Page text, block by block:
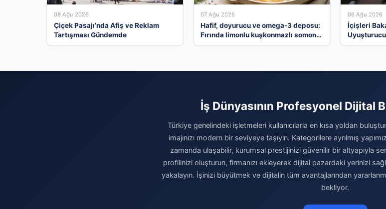
08 Ağu 2026
Çiçek Pasajı’nda Afiş ve Reklam
Tartışması Gündemde
07 Ağu 2026
Hafif, doyurucu ve omega-3 deposu:
Fırında limonlu kuşkonmazlı somon
06 Ağu 2026
İçişleri
İş Dünyasının Profesyonel Dijital
Türkiye genelindeki işletmeleri kullanıcılarla en kısa yoldan
imajınızı modern bir seviyeye taşıyın. Kategorilere ayrılmış
zamanda ulaşabilir, kurumsal prestijinizi güvenilir bir altyapıyla
profilinizi oluşturun, firmanızı ekleyerek dijital pazardaki yerinizi
yakalayın. İşinizi büyütmek ve dijitalin tüm avantajlarından
bekliyor.